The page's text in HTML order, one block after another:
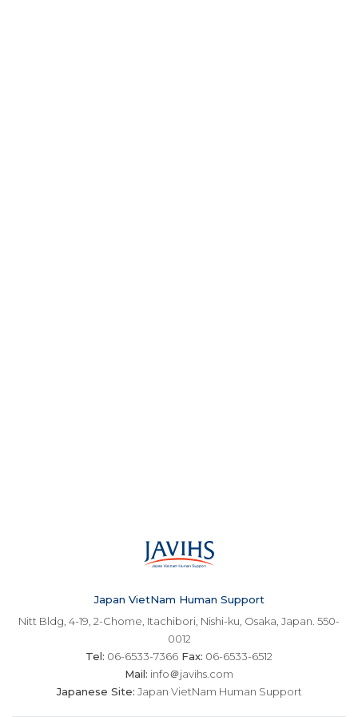
Japan VietNam Human Support
Nitt Bldg, 4-19, 2-Chome, Itachibori, Nishi-ku, Osaka, Japan. 550-
0012
Tel: 06-6533-7366 Fax: 06-6533-6512
Mail: info＠javihs.com
Japanese Site: Japan VietNam Human Support